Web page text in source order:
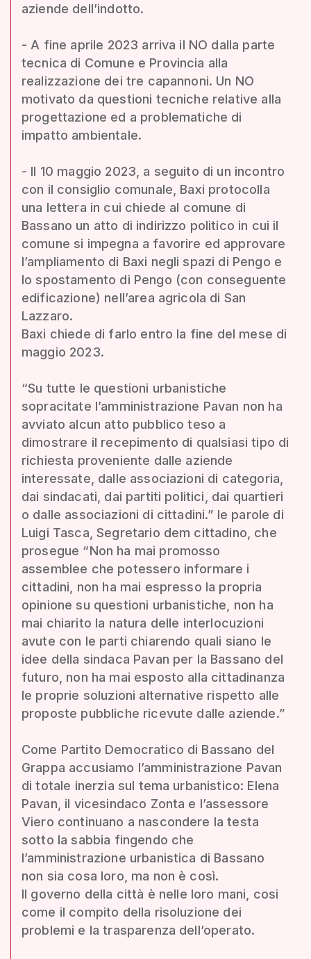
aziende dell’indotto.
- A fine aprile 2023 arriva il NO dalla parte
tecnica di Comune e Provincia alla
realizzazione dei tre capannoni. Un NO
motivato da questioni tecniche relative alla
progettazione ed a problematiche di
impatto ambientale.
- Il 10 maggio 2023, a seguito di un incontro
con il consiglio comunale, Baxi protocolla
una lettera in cui chiede al comune di
Bassano un atto di indirizzo politico in cui il
comune si impegna a favorire ed approvare
l’ampliamento di Baxi negli spazi di Pengo e
lo spostamento di Pengo (con conseguente
edificazione) nell’area agricola di San
Lazzaro.
Baxi chiede di farlo entro la fine del mese di
maggio 2023.
“Su tutte le questioni urbanistiche
sopracitate l’amministrazione Pavan non ha
avviato alcun atto pubblico teso a
dimostrare il recepimento di qualsiasi tipo di
richiesta proveniente dalle aziende
interessate, dalle associazioni di categoria,
dai sindacati, dai partiti politici, dai quartieri
o dalle associazioni di cittadini.” le parole di
Luigi Tasca, Segretario dem cittadino, che
prosegue “Non ha mai promosso
assemblee che potessero informare i
cittadini, non ha mai espresso la propria
opinione su questioni urbanistiche, non ha
mai chiarito la natura delle interlocuzioni
avute con le parti chiarendo quali siano le
idee della sindaca Pavan per la Bassano del
futuro, non ha mai esposto alla cittadinanza
le proprie soluzioni alternative rispetto alle
proposte pubbliche ricevute dalle aziende.”
Come Partito Democratico di Bassano del
Grappa accusiamo l’amministrazione Pavan
di totale inerzia sul tema urbanistico: Elena
Pavan, il vicesindaco Zonta e l’assessore
Viero continuano a nascondere la testa
sotto la sabbia fingendo che
l’amministrazione urbanistica di Bassano
non sia cosa loro, ma non è così.
Il governo della città è nelle loro mani, cosi
come il compito della risoluzione dei
problemi e la trasparenza dell’operato.